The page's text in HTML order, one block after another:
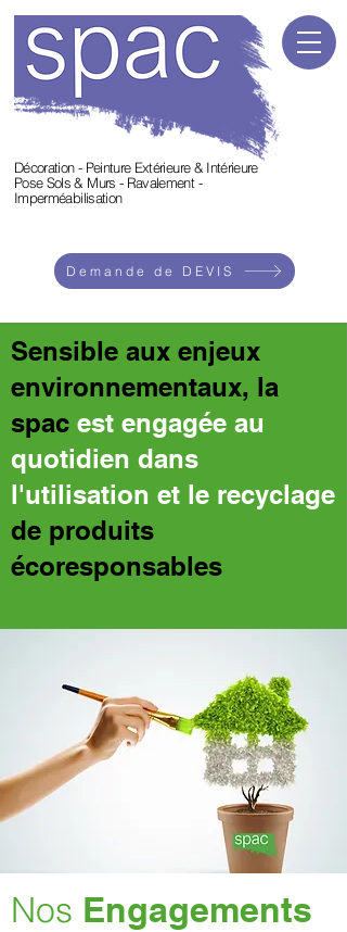
Décoration - Peinture Extérieure & Intérieure
Pose Sols & Murs - Ravalement -
Imperméabilisation
Demande de DEVIS
Sensible aux enjeux
environnementaux, la
spac est engagée au
quotidien dans
l'utilisation et le recyclage
de produits
écoresponsables
Nos Engagements